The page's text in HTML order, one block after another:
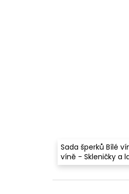
Sada šperků Bílé
víně - Skleničky a